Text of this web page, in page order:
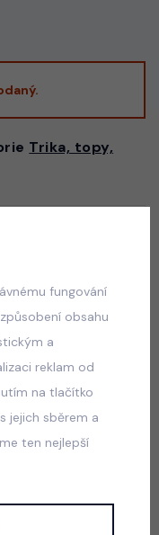
Trika, topy,
fungování
obsahu
a
reklam od
na tlačítko
jejich sběrem a
ten nejlepší